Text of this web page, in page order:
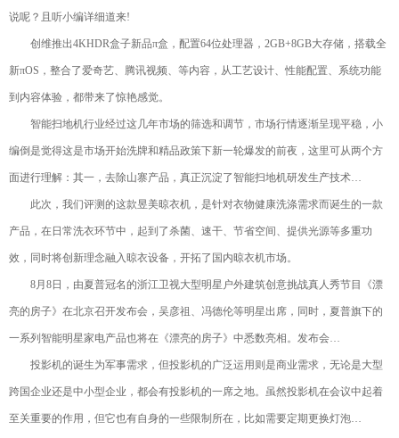
说呢？且听小编详细道来!
创维推出4KHDR盒子新品π盒，配置64位处理器，2GB+8GB大存储，搭载全
新πOS，整合了爱奇艺、腾讯视频、等内容，从工艺设计、性能配置、系统功能
到内容体验，都带来了惊艳感觉。
智能扫地机行业经过这几年市场的筛选和调节，市场行情逐渐呈现平稳，小
编倒是觉得这是市场开始洗牌和精品政策下新一轮爆发的前夜，这里可从两个方
面进行理解：其一，去除山寨产品，真正沉淀了智能扫地机研发生产技术…
此次，我们评测的这款昱美晾衣机，是针对衣物健康洗涤需求而诞生的一款
产品，在日常洗衣环节中，起到了杀菌、速干、节省空间、提供光源等多重功
效，同时将创新理念融入晾衣设备，开拓了国内晾衣机市场。
8月8日，由夏普冠名的浙江卫视大型明星户外建筑创意挑战真人秀节目《漂
亮的房子》在北京召开发布会，吴彦祖、冯德伦等明星出席，同时，夏普旗下的
一系列智能明星家电产品也将在《漂亮的房子》中悉数亮相。发布会…
投影机的诞生为军事需求，但投影机的广泛运用则是商业需求，无论是大型
跨国企业还是中小型企业，都会有投影机的一席之地。虽然投影机在会议中起着
至关重要的作用，但它也有自身的一些限制所在，比如需要定期更换灯泡…